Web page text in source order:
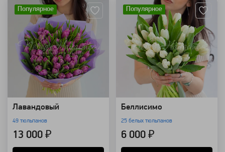
Популярное
Лавандовый
49 тюльпанов
13 000 ₽
Популярное
Беллисимо
25 белых тюльпанов
6 000 ₽